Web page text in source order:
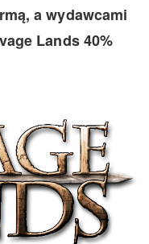
a wydawcami
Lands 40%